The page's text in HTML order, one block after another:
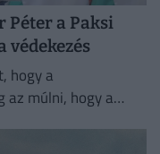
Péter a Paksi
hogy a
az múlni, hogy a